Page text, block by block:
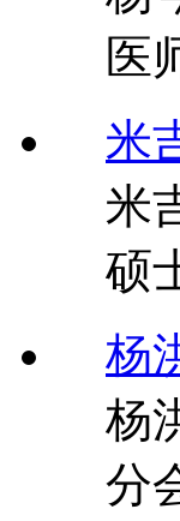
医
米
米
硕
杨
杨
分